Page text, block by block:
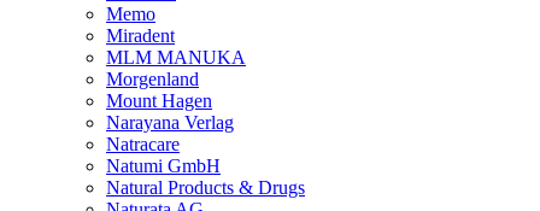
Memo
Miradent
MLM MANUKA
Morgenland
Mount Hagen
Narayana Verlag
Natracare
Natumi GmbH
Natural Products & Drugs